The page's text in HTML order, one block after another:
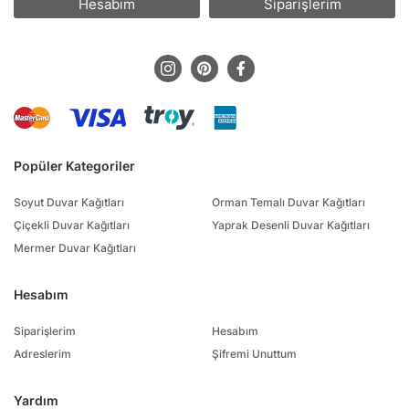
Popüler Kategoriler
Soyut Duvar Kağıtları
Çiçekli Duvar Kağıtları
Mermer Duvar Kağıtları
Orman Temalı Duvar Kağıtları
Yaprak Desenli Duvar Kağıtları
Hesabım
Siparişlerim
Adreslerim
Hesabım
Şifremi Unuttum
Yardım
Hesabım Siparişlerim